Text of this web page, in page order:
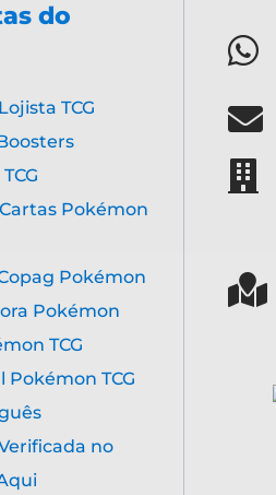
do
TCG
Pokémon
Pokémon
Pokémon
TCG
Pokémon TCG
no